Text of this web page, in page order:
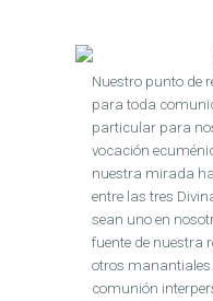
Nuestro punto de
para toda
particular para
vocación
nuestra mirada
entre las tres
sean uno en
fuente de nuestra
otros manantiales.
comunión